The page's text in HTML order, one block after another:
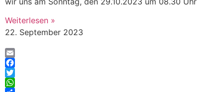
Weiterlesen »
22. September 2023
Email
Facebook
Twitter